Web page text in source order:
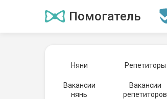
Помогатель
Няни Репетиторы
Вакансии
нянь
Вакансии
репетиторов